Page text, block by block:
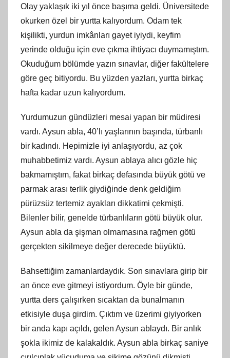
Olay yaklaşık iki yıl önce başıma geldi. Üniversitede
okurken özel bir yurtta kalıyordum. Odam tek
kişilikti, yurdun imkânları gayet iyiydi, keyfim
yerinde olduğu için eve çıkma ihtiyacı duymamıştım.
Okuduğum bölümde yazın sınavlar, diğer fakültelere
göre geç bitiyordu. Bu yüzden yazları, yurtta birkaç
hafta kadar uzun kalıyordum.
Yurdumuzun gündüzleri mesai yapan bir müdiresi
vardı. Aysun abla, 40’lı yaşlarının başında, türbanlı
bir kadındı. Hepimizle iyi anlaşıyordu, az çok
muhabbetimiz vardı. Aysun ablaya alıcı gözle hiç
bakmamıştım, fakat birkaç defasında büyük götü ve
parmak arası terlik giydiğinde denk geldiğim
pürüzsüz tertemiz ayakları dikkatimi çekmişti.
Bilenler bilir, genelde türbanlıların götü büyük olur.
Aysun abla da şişman olmamasına rağmen götü
gerçekten sikilmeye değer derecede büyüktü.
Bahsettiğim zamanlardaydık. Son sınavlara girip bir
an önce eve gitmeyi istiyordum. Öyle bir günde,
yurtta ders çalışırken sıcaktan da bunalmanın
etkisiyle duşa girdim. Çıktım ve üzerimi giyiyorken
bir anda kapı açıldı, gelen Aysun ablaydı. Bir anlık
şokla ikimiz de kalakaldık. Aysun abla birkaç saniye